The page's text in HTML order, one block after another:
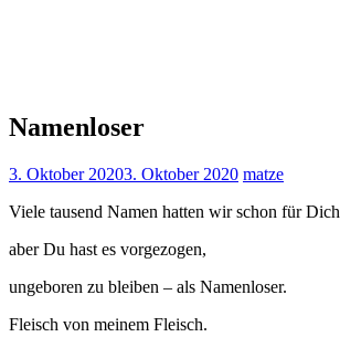
Namenloser
3. Oktober 20203. Oktober 2020 matze
Viele tausend Namen hatten wir schon für Dich
aber Du hast es vorgezogen,
ungeboren zu bleiben – als Namenloser.
Fleisch von meinem Fleisch.